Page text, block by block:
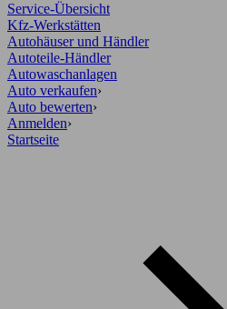
Service-Übersicht
Kfz-Werkstätten
Autohäuser und Händler
Autoteile-Händler
Autowaschanlagen
Auto verkaufen›
Auto bewerten›
Anmelden›
Startseite